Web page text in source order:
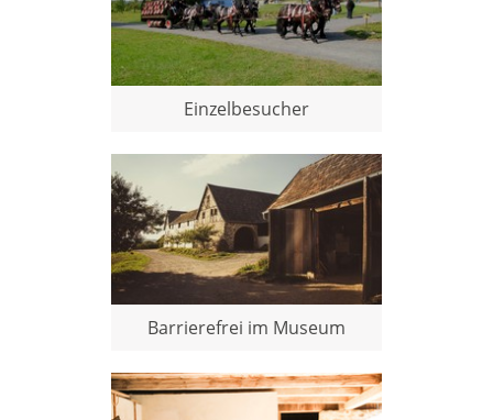
Einzelbesucher
Barrierefrei im Museum